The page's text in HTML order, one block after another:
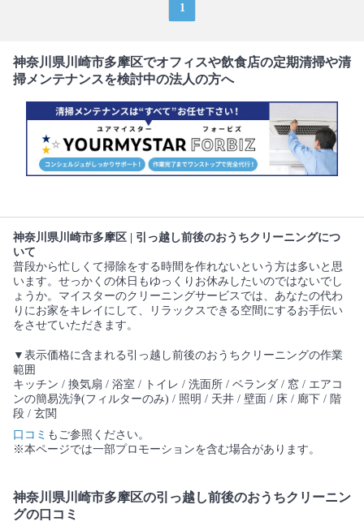
1
神奈川県川崎市多摩区でオフィスや飲食店の定期清掃や清
掃メンテナンスを検討中の法人の方へ
神奈川県川崎市多摩区 | 引っ越し前後のおうちクリーニングにつ
いて
普段から忙しくて掃除をする時間を作れないという方は多いと思
います。せっかくの休日もゆっくりお休みしたいのではないでし
ょうか。マイスターのクリーニングサービスでは、あなたの代わ
りにお家をキレイにして、リラックスできる空間にするお手伝い
をさせていただきます。
▼表示価格に含まれる引っ越し前後のおうちクリーニングの作業
範囲
キッチン / 換気扇 / 浴室 / トイレ / 洗面所 / ベランダ / 窓 / エアコ
ンの簡易洗浄(フィルターのみ) / 照明 / 天井 / 壁面 / 床 / 廊下 / 階
段 / 玄関
口コミ もご参照ください。
※本ページでは一部プロモーションを含む場合があります。
神奈川県川崎市多摩区の引っ越し前後のおうちクリーニン
グの口コミ